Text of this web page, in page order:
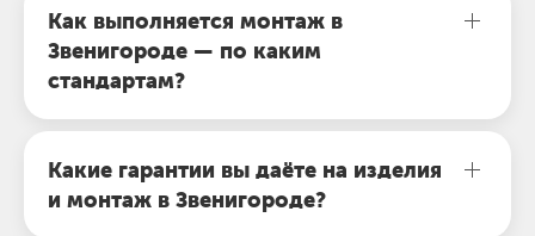
Как выполняется монтаж в
Звенигороде — по каким
стандартам?
Какие гарантии вы даёте на изделия
и монтаж в Звенигороде?